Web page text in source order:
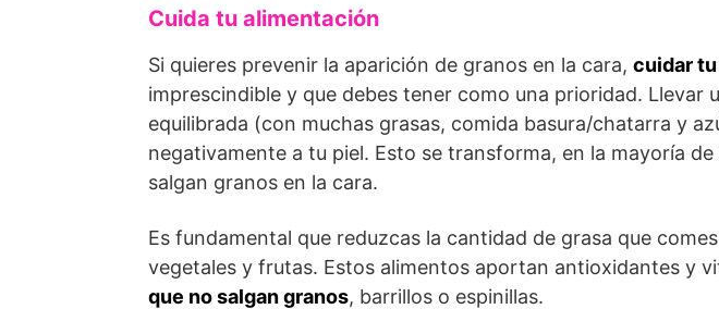
Cuida tu alimentación
Si quieres prevenir la aparición de granos en la cara, cuidar
imprescindible y que debes tener como una prioridad. Llevar
equilibrada (con muchas grasas, comida basura/chatarra y
negativamente a tu piel. Esto se transforma, en la mayoría
salgan granos en la cara.
Es fundamental que reduzcas la cantidad de grasa que
vegetales y frutas. Estos alimentos aportan antioxidantes y
que no salgan granos, barrillos o espinillas.